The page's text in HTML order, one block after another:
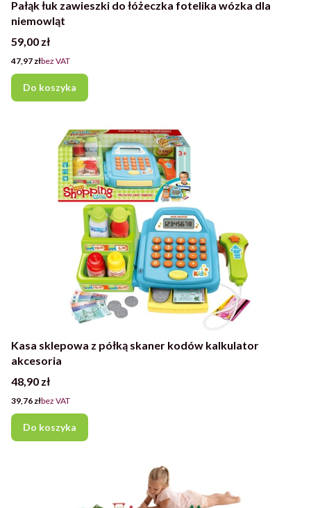
Pałąk łuk zawieszki do łóżeczka fotelika wózka dla
niemowląt
Cena
59,00 zł
Cena
47,97 złbez VAT
Do koszyka
Kasa sklepowa z półką skaner kodów kalkulator
akcesoria
Cena
48,90 zł
Cena
39,76 złbez VAT
Do koszyka